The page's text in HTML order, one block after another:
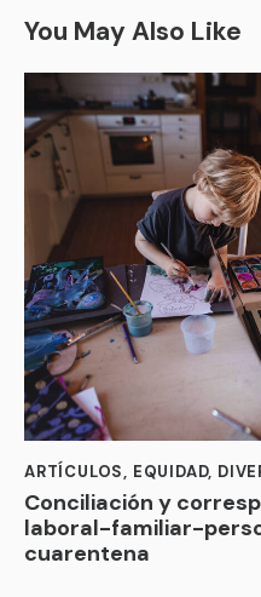
You May Also Like
ARTÍCULOS, EQUIDAD,
Conciliación y
laboral-familiar-
cuarentena